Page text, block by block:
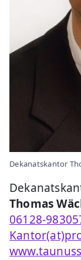
Dekanatskantor
Thomas
06128-